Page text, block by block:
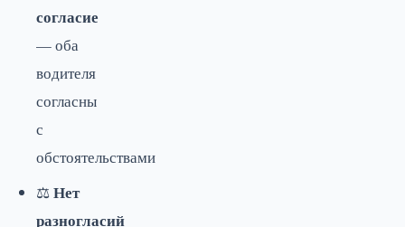
согласие
— оба
водителя
согласны
с
обстоятельствами
⚖️ Нет
разногласий